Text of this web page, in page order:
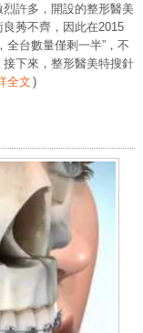
許多，開設的整形醫美
莠不齊，因此在2015
全台數量僅剩一半”，不
下來，整形醫美特搜針
全文)